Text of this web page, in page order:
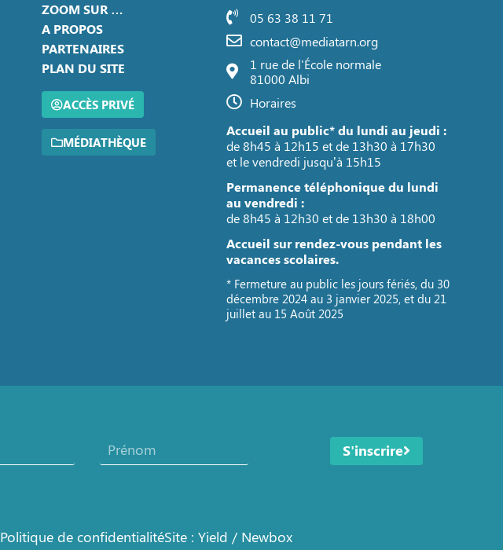
ZOOM SUR …
A PROPOS
PARTENAIRES
PLAN DU SITE
ACCÈS PRIVÉ
MÉDIATHÈQUE
05 63 38 11 71
contact@mediatarn.org
1 rue de l'École normale
81000 Albi
Horaires
Accueil au public* du lundi au jeudi :
de 8h45 à 12h15 et de 13h30 à 17h30
et le vendredi jusqu’à 15h15
Permanence téléphonique du lundi
au vendredi :
de 8h45 à 12h30 et de 13h30 à 18h00
Accueil sur rendez-vous pendant les
vacances scolaires.
* Fermeture au public les jours fériés, du 30
décembre 2024 au 3 janvier 2025, et du 21
juillet au 15 Août 2025
S'inscrire
Politique de confidentialitéSite : Yield / Newbox